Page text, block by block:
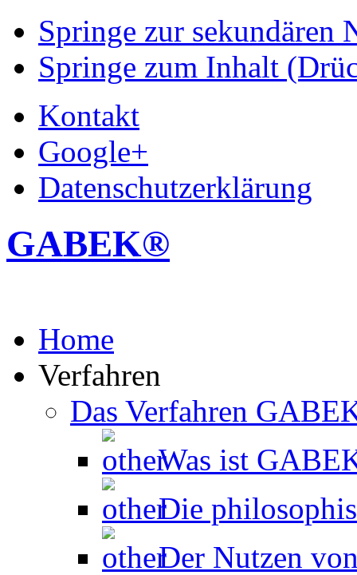
Springe zur sekundären
Springe zum Inhalt
Kontakt
Google+
Datenschutzerklärung
GABEK®
Home
Verfahren
Das Verfahren
Was ist
Die
Der Nutzen